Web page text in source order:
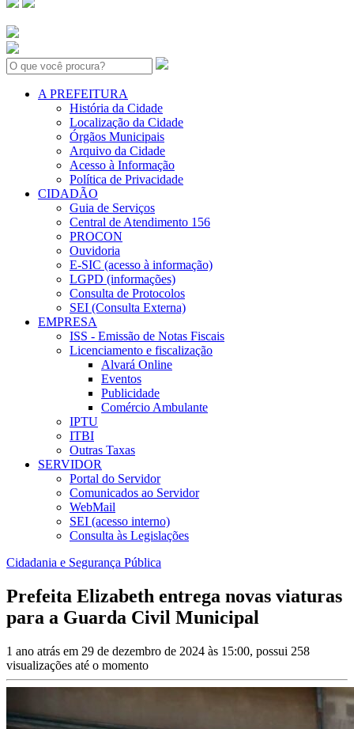
Search:
A PREFEITURA
História da Cidade
Localização da Cidade
Órgãos Municipais
Arquivo da Cidade
Acesso à Informação
Política de Privacidade
CIDADÃO
Guia de Serviços
Central de Atendimento 156
PROCON
Ouvidoria
E-SIC (acesso à informação)
LGPD (informações)
Consulta de Protocolos
SEI (Consulta Externa)
EMPRESA
ISS - Emissão de Notas Fiscais
Licenciamento e fiscalização
Alvará Online
Eventos
Publicidade
Comércio Ambulante
IPTU
ITBI
Outras Taxas
SERVIDOR
Portal do Servidor
Comunicados ao Servidor
WebMail
SEI (acesso interno)
Consulta às Legislações
Cidadania e Segurança Pública
Prefeita Elizabeth entrega novas viaturas
para a Guarda Civil Municipal
1 ano atrás em 29 de dezembro de 2024 às 15:00, possui 258
visualizações até o momento